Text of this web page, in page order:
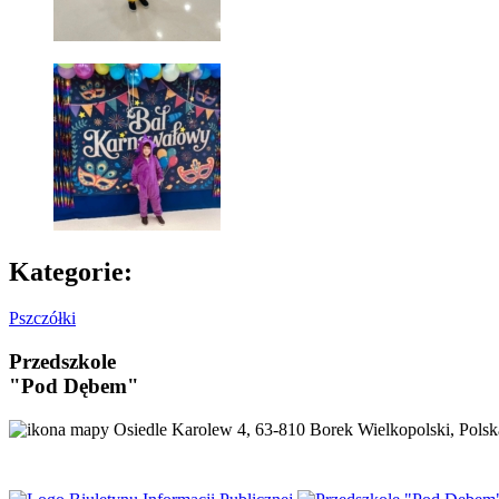
Kategorie:
Pszczółki
Przedszkole
"Pod Dębem"
Osiedle Karolew 4, 63-810 Borek Wielkopolski,